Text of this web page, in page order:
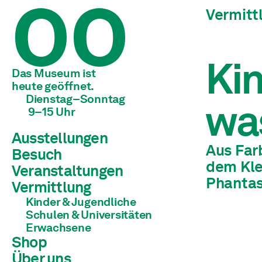
Ausstellungen
Aktuell
Vorschau
Archiv
Besuch
Veranstaltungen
Vermittlung
Kinder & Jugendliche
Schulen & Universitäten
Erwachsene
Shop
Über uns
Das Museum ist
heute geöffnet.
Dienstag–Sonntag
9–15 Uhr
Aus
dem